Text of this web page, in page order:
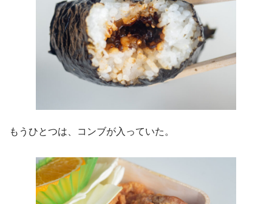
もうひとつは、コンブが入っていた。